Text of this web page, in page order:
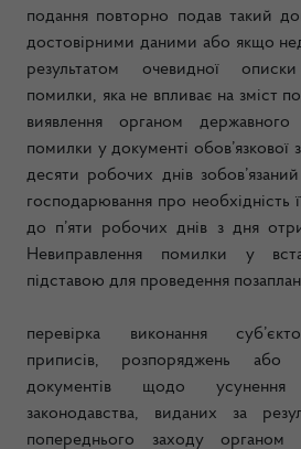
подання повторно подав такий
достовірними даними або якщо
результатом очевидної
помилки, яка не впливає на зміст
виявлення органом
помилки у документі обов’язкової
десяти робочих днів
господарювання про необхідність
до п’яти робочих днів з дня
Невиправлення помилки у
підставою для проведення
перевірка виконання
приписів, розпоряджень або
документів щодо
законодавства, виданих за
попереднього заходу органом